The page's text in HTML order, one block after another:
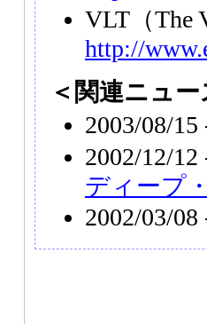
VLT （
http://
＜関連ニュー
2003/08/15
2002/12/12
ディープ
2002/03/08